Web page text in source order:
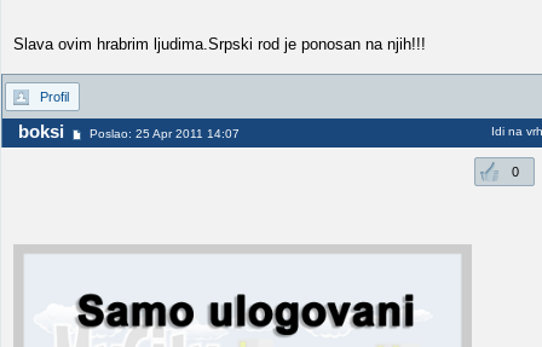
Slava ovim hrabrim ljudima.Srpski rod je ponosan na njih!!!
Profil
boksi Poslao: 25 Apr 2011 14:07 Idi na vrh
0